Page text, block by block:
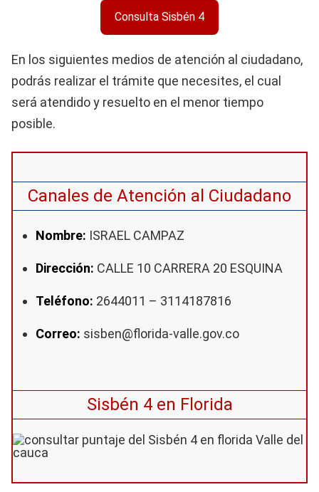
Consulta Sisbén 4
En los siguientes medios de atención al ciudadano,
podrás realizar el trámite que necesites, el cual
será atendido y resuelto en el menor tiempo
posible.
Canales de Atención al Ciudadano
Nombre: ISRAEL CAMPAZ
Dirección: CALLE 10 CARRERA 20 ESQUINA
Teléfono: 2644011 – 3114187816
Correo: sisben@florida-valle.gov.co
Sisbén 4 en Florida